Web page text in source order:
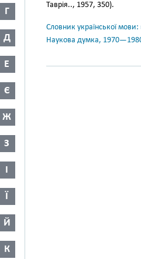
Г
Д
Е
Є
Ж
З
І
Ї
Й
К
Таврія.., 1957, 350).
Словник української
Наукова думка,